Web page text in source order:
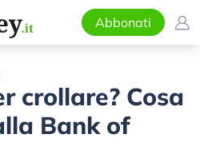
Abbonati
crollare? Cosa
Bank of